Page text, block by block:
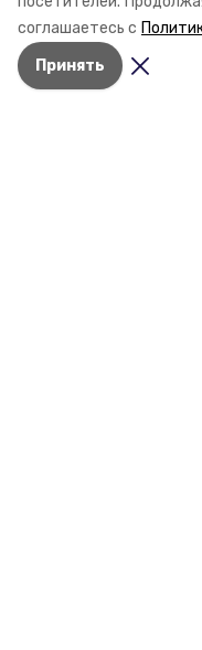
соглашаетесь с
Принять
Минводах, а также
постройке новых
жителей. Подробнее